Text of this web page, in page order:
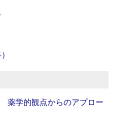
薬学的観点からのアプロー